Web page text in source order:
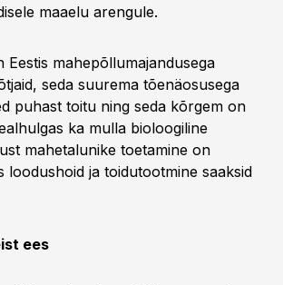
maaelu arengule.
Eestis mahepõllumajandusega
seda suurema tõenäosusega
puhast toitu ning seda kõrgem on
ka mulla bioloogiline
mahetalunike toetamine on
loodushoid ja toidutootmine saaksid
ees